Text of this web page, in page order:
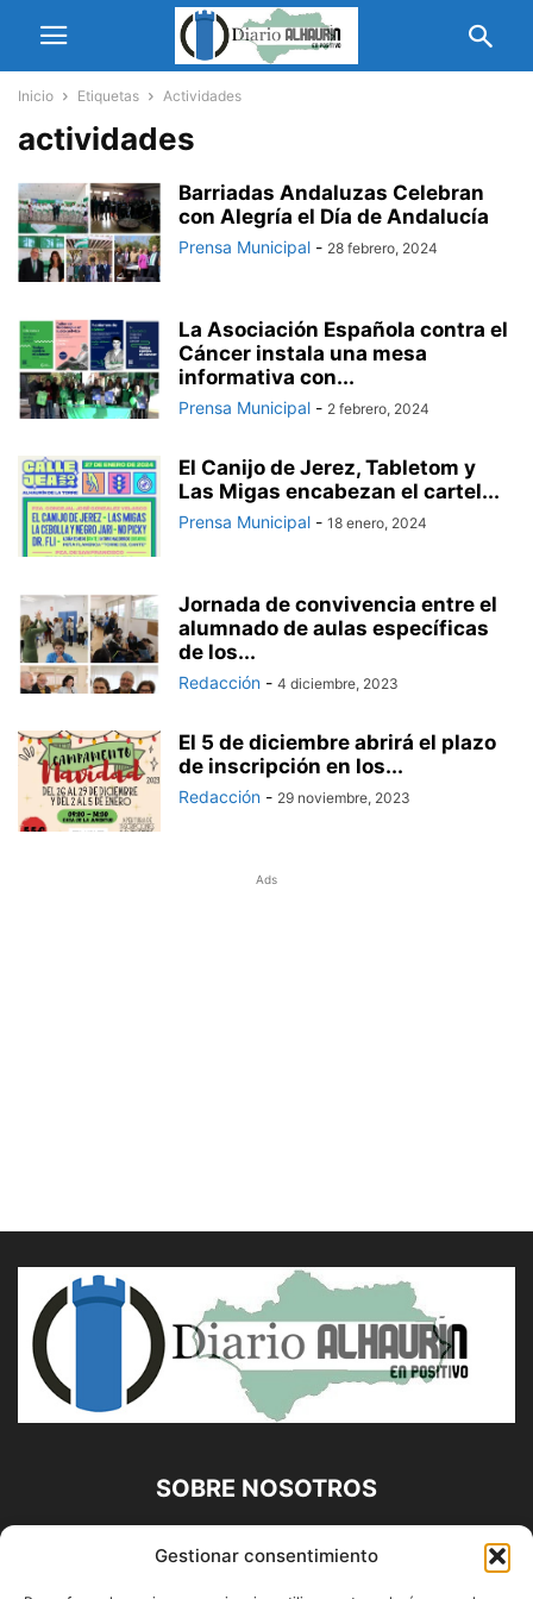
Gestionar consentimiento
Inicio Etiquetas Actividades
actividades
Barriadas Andaluzas Celebran
con Alegría el Día de Andalucía
Prensa Municipal - 28 febrero, 2024
La Asociación Española contra el
Cáncer instala una mesa
informativa con...
Prensa Municipal - 2 febrero, 2024
El Canijo de Jerez, Tabletom y
Las Migas encabezan el cartel...
Prensa Municipal - 18 enero, 2024
Jornada de convivencia entre el
alumnado de aulas específicas
de los...
Redacción - 4 diciembre, 2023
El 5 de diciembre abrirá el plazo
de inscripción en los...
Redacción - 29 noviembre, 2023
Ads
SOBRE NOSOTROS
Diario Alhaurín (www.alhaurindelatorre.com) Propiedad de
Francisco E. López López | 639 95 71 95 | Noticias de
Alhaurín de la Torre, Málaga y Provincia|